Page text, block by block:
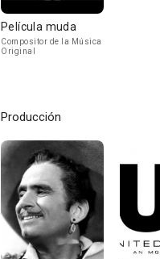
Película muda
Compositor de la Música
Original
Producción